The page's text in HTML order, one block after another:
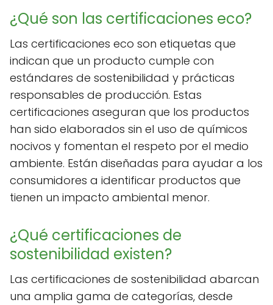
¿Qué son las certificaciones eco?
Las certificaciones eco son etiquetas que
indican que un producto cumple con
estándares de sostenibilidad y prácticas
responsables de producción. Estas
certificaciones aseguran que los productos
han sido elaborados sin el uso de químicos
nocivos y fomentan el respeto por el medio
ambiente. Están diseñadas para ayudar a los
consumidores a identificar productos que
tienen un impacto ambiental menor.
¿Qué certificaciones de
sostenibilidad existen?
Las certificaciones de sostenibilidad abarcan
una amplia gama de categorías, desde